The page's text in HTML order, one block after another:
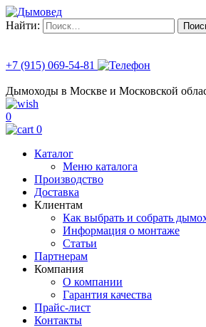
Найти:
+7 (915) 069-54-81
Дымоходы в Москве и Московской
0
0
Каталог
Меню каталога
Производство
Доставка
Клиентам
Как выбрать и собрать
Информация о монтаже
Статьи
Партнерам
Компания
О компании
Гарантия качества
Прайс-лист
Контакты